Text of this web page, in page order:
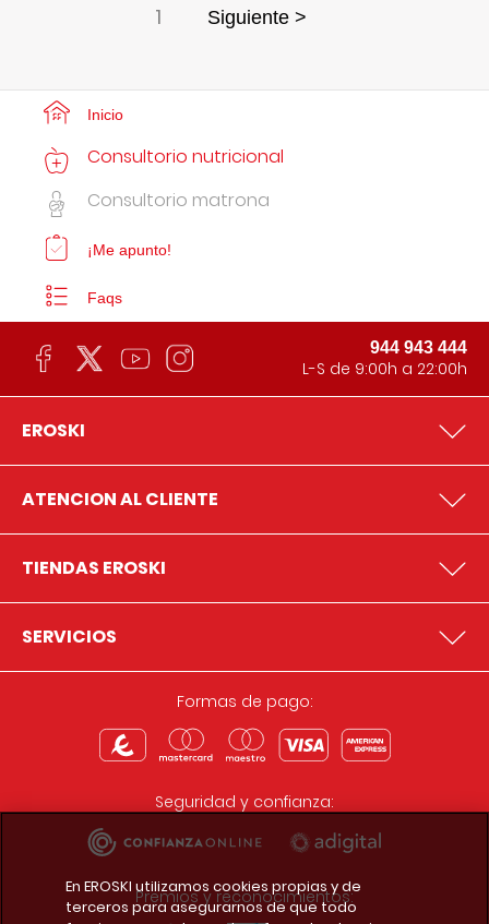
1 Siguiente >
Inicio
Consultorio nutricional
Consultorio matrona
¡Me apunto!
Faqs
944 943 444
L-S de 9:00h a 22:00h
EROSKI
ATENCION AL CLIENTE
TIENDAS EROSKI
SERVICIOS
Formas de pago:
Seguridad y confianza:
Premios y reconocimientos:
En EROSKI utilizamos cookies propias y de
terceros para asegurarnos de que todo